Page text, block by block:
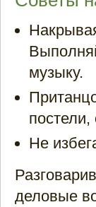
музыку.
Не
деловые